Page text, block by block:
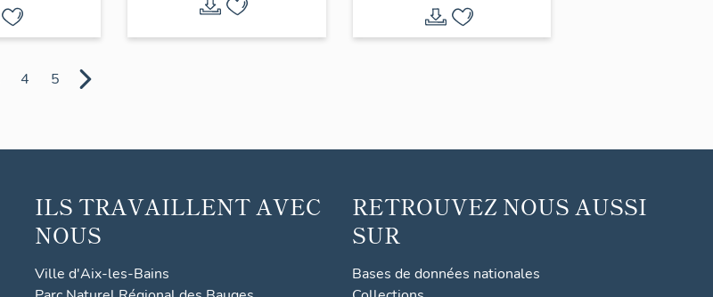
4 5
ILS TRAVAILLENT AVEC
NOUS
Ville d'Aix-les-Bains
RETROUVEZ NOUS AUSSI
SUR
Bases de données nationales